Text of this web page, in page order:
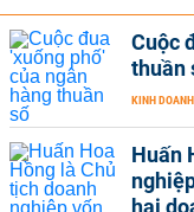
Cuộc
thuần
KINH DOANH
Huấn
hai